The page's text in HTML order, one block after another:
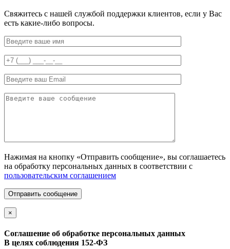
Свяжитесь с нашей службой поддержки клиентов, если у Вас
есть какие-либо вопросы.
Нажимая на кнопку «Отправить сообщение», вы соглашаетесь
на обработку персональных данных в соответствии с
пользовательским соглашением
Отправить сообщение
×
Соглашение об обработке персональных данных
В целях соблюдения 152-ФЗ